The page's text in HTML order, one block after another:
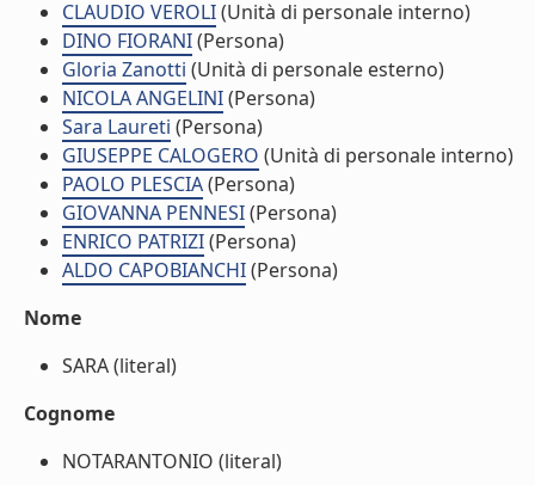
CLAUDIO VEROLI(Unità di personale interno)
DINO FIORANI(Persona)
Gloria Zanotti (Unità di personale esterno)
NICOLA ANGELINI(Persona)
Sara Laureti (Persona)
GIUSEPPE CALOGERO (Unità di personale interno)
PAOLO PLESCIA(Persona)
GIOVANNA PENNESI(Persona)
ENRICO PATRIZI(Persona)
ALDO CAPOBIANCHI(Persona)
Nome
SARA (literal)
Cognome
NOTARANTONIO (literal)